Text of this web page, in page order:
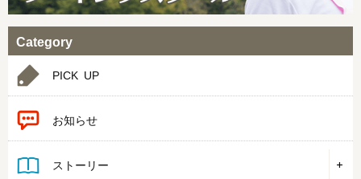
Category
PICK UP
お知らせ
ストーリー